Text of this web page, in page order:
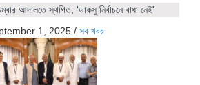
আদালতে স্থগিত, 'ডাকসু নির্বাচনে বাধা নেই'
1, 2025 / সব খবর